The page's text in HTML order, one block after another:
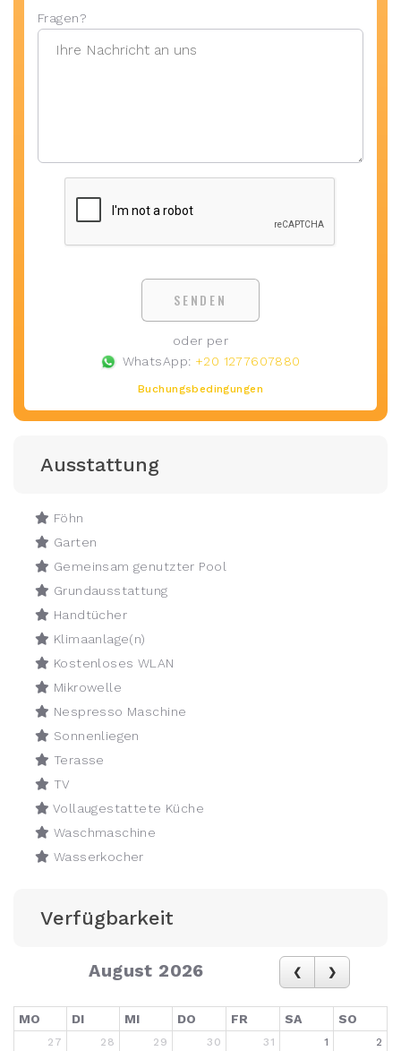
Fragen?
SENDEN
oder per
WhatsApp: +20 1277607880
Buchungsbedingungen
Ausstattung
Föhn
Garten
Gemeinsam genutzter Pool
Grundausstattung
Handtücher
Klimaanlage(n)
Kostenloses WLAN
Mikrowelle
Nespresso Maschine
Sonnenliegen
Terasse
TV
Vollaugestattete Küche
Waschmaschine
Wasserkocher
Verfügbarkeit
August 2026
MO DI MI DO FR SA SO
27 28 29 30 31 1 2